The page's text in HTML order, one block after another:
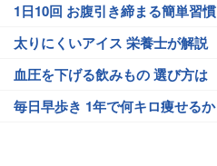
1日10回 お腹引き締まる簡単習慣
太りにくいアイス 栄養士が解説
血圧を下げる飲みもの 選び方は
毎日早歩き 1年で何キロ痩せるか